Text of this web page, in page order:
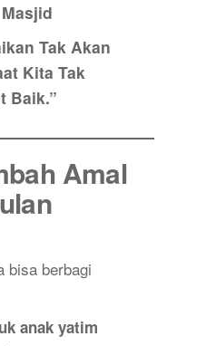
Tak Akan
Kita Tak
Baik.”
Amal
bisa berbagi
anak yatim